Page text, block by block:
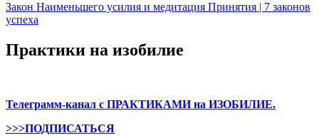
Закон Наименьшего усилия и медитация Принятия | 7 законов
успеха
Практики на изобилие
Телеграмм-канал с ПРАКТИКАМИ на ИЗОБИЛИЕ.
>>>ПОДПИСАТЬСЯ